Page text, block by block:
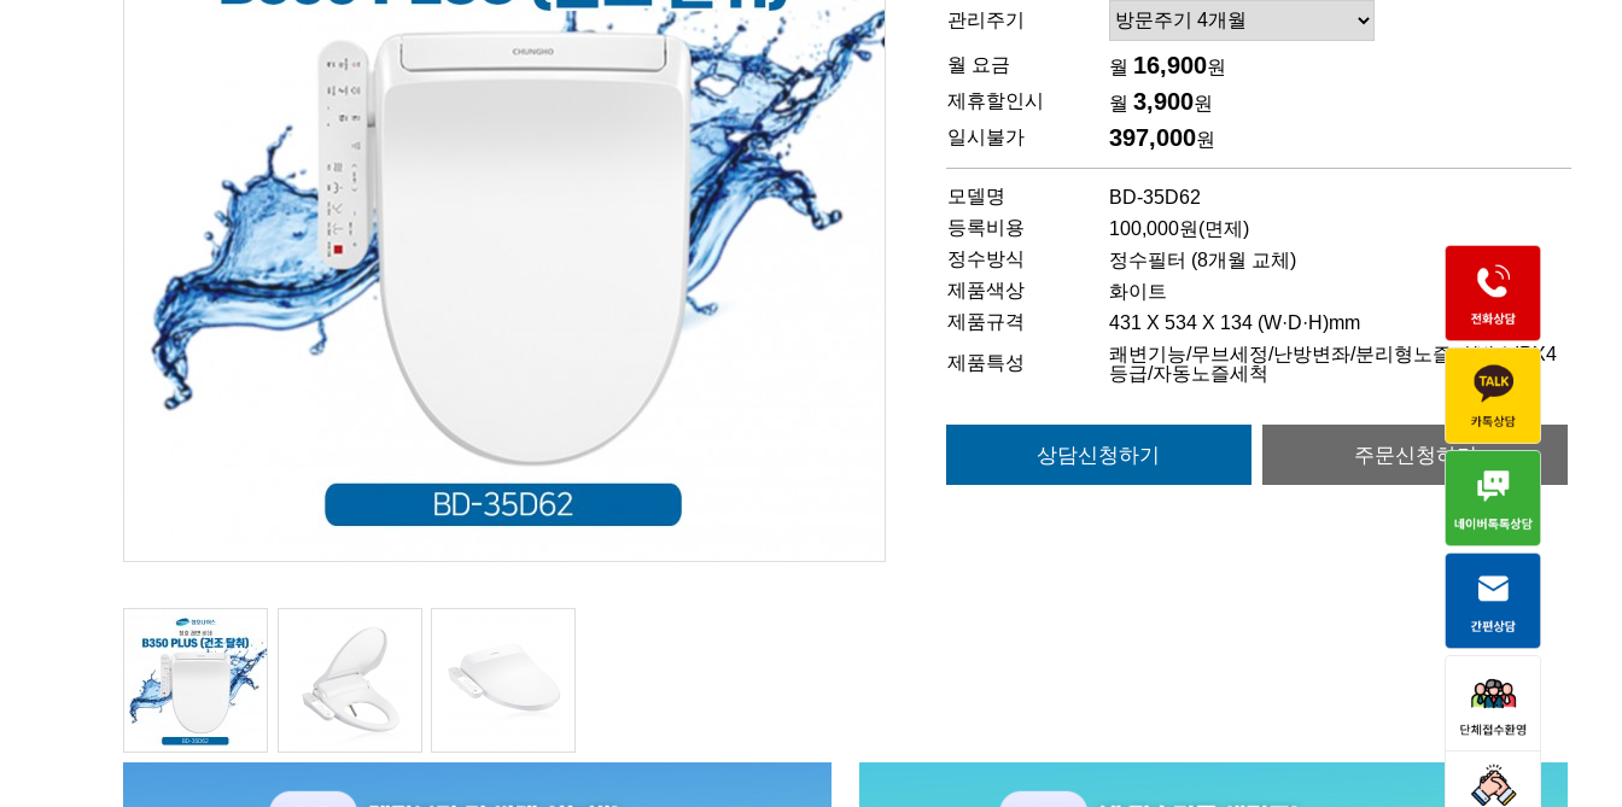
관리주기
월 요금 월 16,900원
제휴할인시
월 3,900원
일시불가
397,000원
모델명
BD-35D62
등록비용
100,000원(면제)
정수방식
정수필터 (8개월 교체)
제품색상
화이트
제품규격
431 X 534 X 134 (W·D·H)mm
제품특성
쾌변기능/무브세정/난방변좌/분리형노즐팁/방수IPX4
등급/자동노즐세척